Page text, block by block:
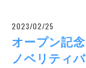
2023/02/25
オープン記
ノベリティ